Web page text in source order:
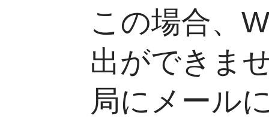
この場合、
出ができま
局にメール